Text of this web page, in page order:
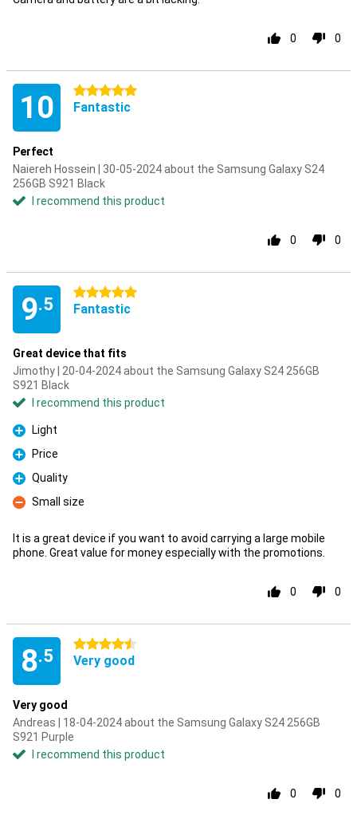
0 0
10 5 stars
Fantastic
Perfect
Naiereh Hossein | 30-05-2024 about the Samsung Galaxy S24
256GB S921 Black
I recommend this product
0 0
9.5
5 stars
Fantastic
Great device that fits
Jimothy | 20-04-2024 about the Samsung Galaxy S24 256GB
S921 Black
I recommend this product
Pro
Light
Pro
Price
Pro
Quality
Con
Small size
It is a great device if you want to avoid carrying a large mobile
phone. Great value for money especially with the promotions.
0 0
8.5
4.5 stars
Very good
Very good
Andreas | 18-04-2024 about the Samsung Galaxy S24 256GB
S921 Purple
I recommend this product
0 0